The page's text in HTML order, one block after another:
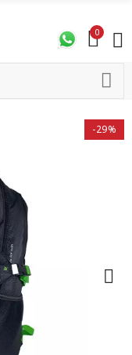
0
-29%